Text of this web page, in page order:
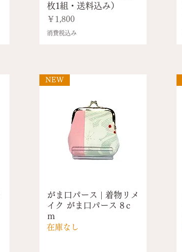
枚1組・送料込み）
価格
￥1,800
消費税込み
NEW
がま口パース | 着物リメ
イク がま口パース 8ｃ
ｍ
在庫なし